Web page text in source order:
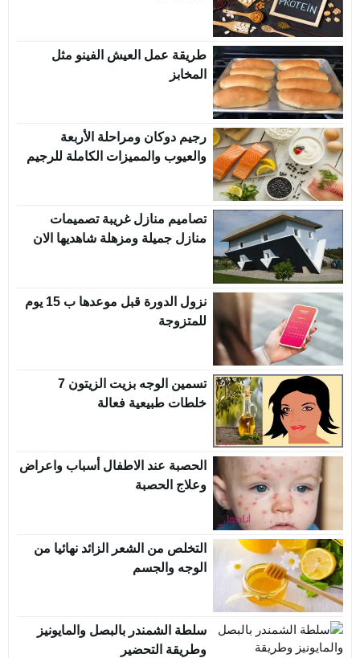
طريقة عمل العيش الفينو مثل
المخابز
رجيم دوكان ومراحلة الأربعة
والعيوب والمميزات الكاملة للرجيم
تصاميم منازل غريبة تصميمات
منازل جميلة ومزهلة شاهديها الان
نزول الدورة قبل موعدها ب 15 يوم
للمتزوجة
تسمين الوجه بزيت الزيتون 7
خلطات طبيعية فعالة
الحصبة عند الاطفال أسباب واعراض
وعلاج الحصبة
التخلص من الشعر الزائد نهائيا من
الوجه والجسم
سلطة الشمندر بالبصل والمايونيز
وطريقة التحضير